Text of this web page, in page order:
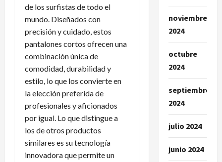
de los surfistas de todo el
mundo. Diseñados con
precisión y cuidado, estos
pantalones cortos ofrecen una
combinación única de
comodidad, durabilidad y
estilo, lo que los convierte en
la elección preferida de
profesionales y aficionados
por igual. Lo que distingue a
los de otros productos
similares es su tecnología
innovadora que permite un
noviembre
2024
octubre
2024
septiembre
2024
julio 2024
junio 2024